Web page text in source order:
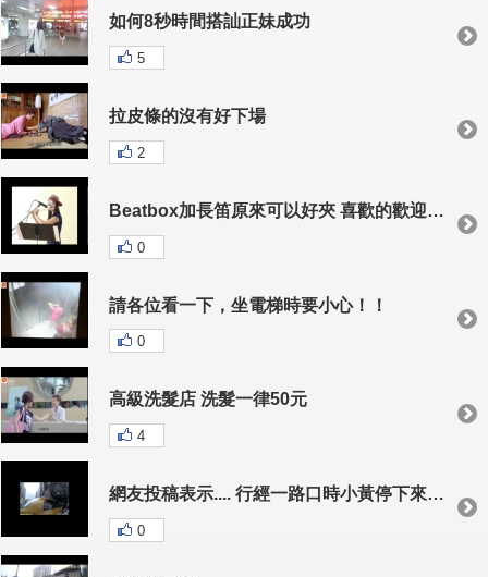
如何8秒時間搭訕正妹成功
5
拉皮條的沒有好下場
2
Beatbox加長笛原來可以好夾 喜歡的歡迎SHARE!
0
請各位看一下，坐電梯時要小心！！
0
高級洗髮店 洗髮一律50元
4
網友投稿表示.... 行經一路口時小黃停下來又無預警右轉 差點被雷 超小黃車還是從左邊
0